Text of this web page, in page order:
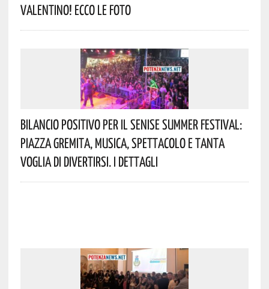
Valentino! Ecco Le Foto
Bilancio Positivo Per Il Senise Summer Festival:
Piazza Gremita, Musica, Spettacolo E Tanta
Voglia Di Divertirsi. I Dettagli